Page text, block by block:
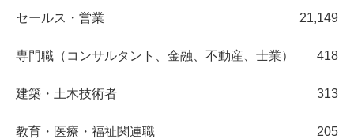
セールス・営業 21,149
専門職（コンサルタント、金融、不動産、士業） 418
建築・土木技術者 313
教育・医療・福祉関連職 205